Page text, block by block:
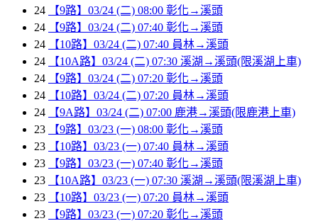
24
【9路】03/24 (二) 08:00 彰化→溪頭
24
【9路】03/24 (二) 07:40 彰化→溪頭
24
【10路】03/24 (二) 07:40 員林→溪頭
24
【10A路】03/24 (二) 07:30 溪湖→溪頭(限溪湖上車)
24
【9路】03/24 (二) 07:20 彰化→溪頭
24
【10路】03/24 (二) 07:20 員林→溪頭
24
【9A路】03/24 (二) 07:00 鹿港→溪頭(限鹿港上車)
23
【9路】03/23 (一) 08:00 彰化→溪頭
23
【10路】03/23 (一) 07:40 員林→溪頭
23
【9路】03/23 (一) 07:40 彰化→溪頭
23
【10A路】03/23 (一) 07:30 溪湖→溪頭(限溪湖上車)
23
【10路】03/23 (一) 07:20 員林→溪頭
23
【9路】03/23 (一) 07:20 彰化→溪頭